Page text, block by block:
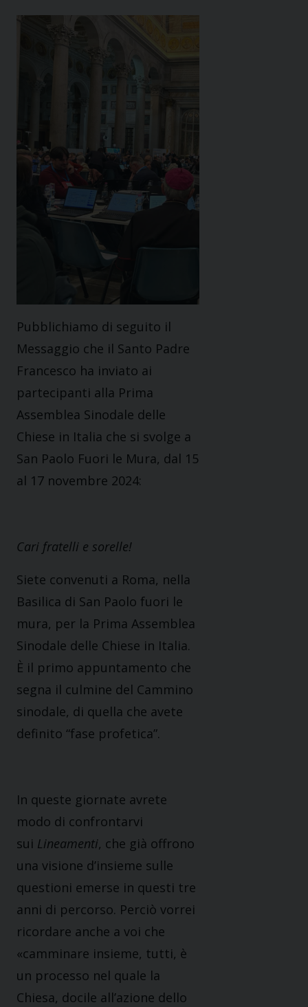
Pubblichiamo di seguito il
Messaggio che il Santo Padre
Francesco ha inviato ai
partecipanti alla Prima
Assemblea Sinodale delle
Chiese in Italia che si svolge a
San Paolo Fuori le Mura, dal 15
al 17 novembre 2024:
Cari fratelli e sorelle!
Siete convenuti a Roma, nella
Basilica di San Paolo fuori le
mura, per la Prima Assemblea
Sinodale delle Chiese in Italia.
È il primo appuntamento che
segna il culmine del Cammino
sinodale, di quella che avete
definito “fase profetica”.
In queste giornate avrete
modo di confrontarvi
sui Lineamenti, che già offrono
una visione d’insieme sulle
questioni emerse in questi tre
anni di percorso. Perciò vorrei
ricordare anche a voi che
«camminare insieme, tutti, è
un processo nel quale la
Chiesa, docile all’azione dello